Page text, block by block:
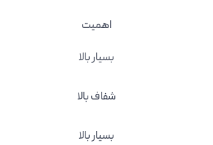
اهمیت
بسیار بالا
شفاف بالا
بسیار بالا